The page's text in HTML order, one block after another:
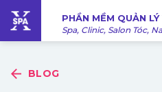
Bỏ
qua
nội
PHẦN MỀM QUẢN
Spa, Clinic, Salon Tóc,
BLOG